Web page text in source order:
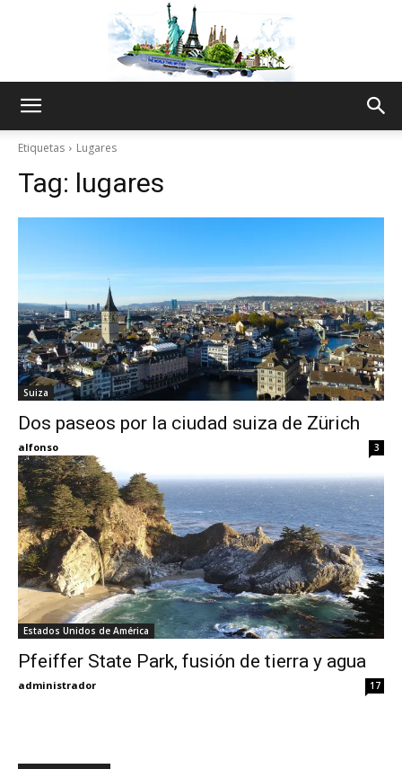
Thru
My
Etiquetas Lugares
Tag: lugares
Suiza
Dos paseos por la ciudad suiza de Zürich
alfonso 3
Estados Unidos de América
Pfeiffer State Park, fusión de tierra y agua
administrador 17